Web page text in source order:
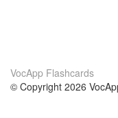
VocApp Flashcards
© Copyright 2026